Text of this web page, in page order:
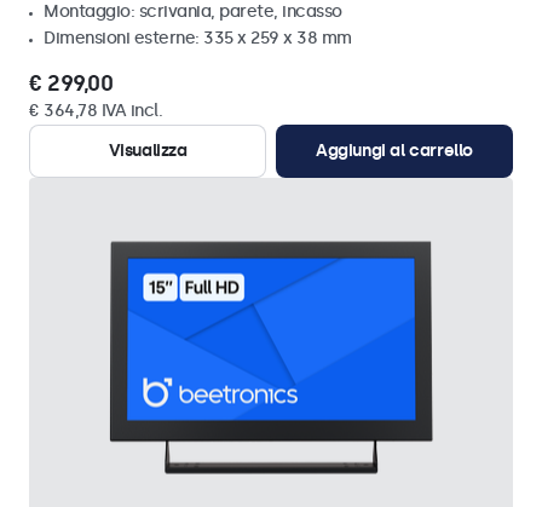
Montaggio: scrivania, parete, incasso
Dimensioni esterne: 335 x 259 x 38 mm
€ 299,00
€ 364,78 IVA incl.
Visualizza
Aggiungi al carrello